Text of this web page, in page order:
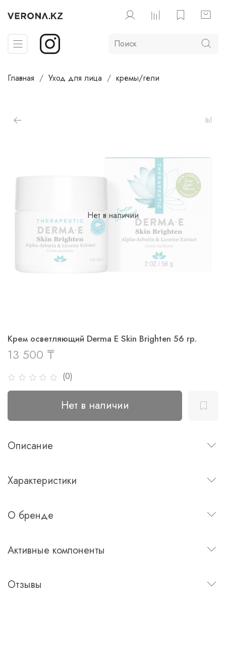
Главная Уход для лица кремы/гели
Нет в наличии
(0)
Крем осветляющий Derma E Skin Brighten 56 гр.
13 500 ₸
Нет в наличии
Описание
Характеристики
О бренде
Активные компоненты
Отзывы